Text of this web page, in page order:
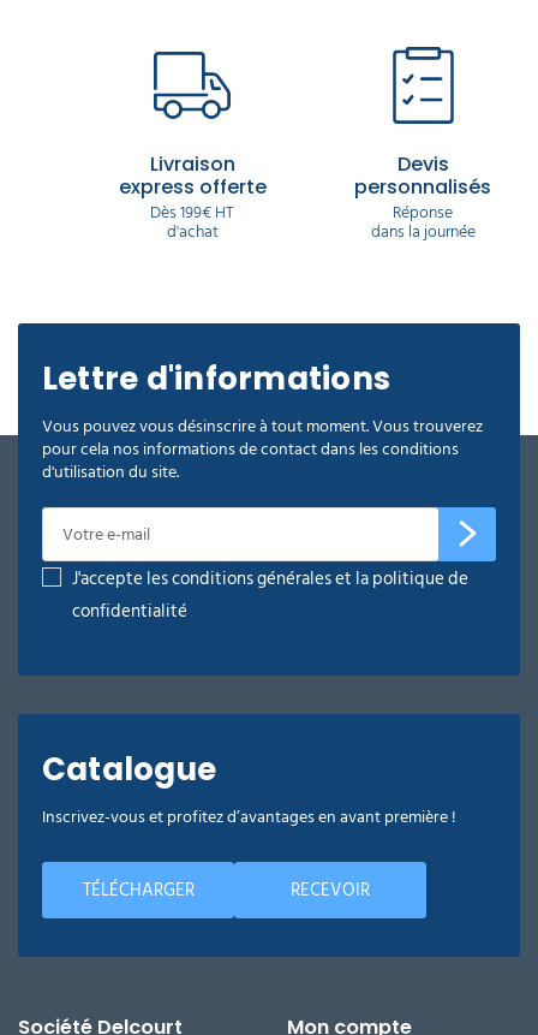
Livraison
express offerte
Dès 199€ HT
d'achat
Devis
personnalisés
Réponse
dans la journée
Lettre d'informations
Vous pouvez vous désinscrire à tout moment. Vous trouverez
pour cela nos informations de contact dans les conditions
d'utilisation du site.
J'accepte les conditions générales et la politique de
confidentialité
Catalogue
Inscrivez-vous et profitez d’avantages en avant première !
TÉLÉCHARGER RECEVOIR
Société Delcourt
Mon compte